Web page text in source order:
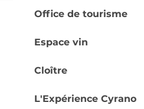
Office de tourisme
Espace vin
Cloître
L'Expérience Cyrano